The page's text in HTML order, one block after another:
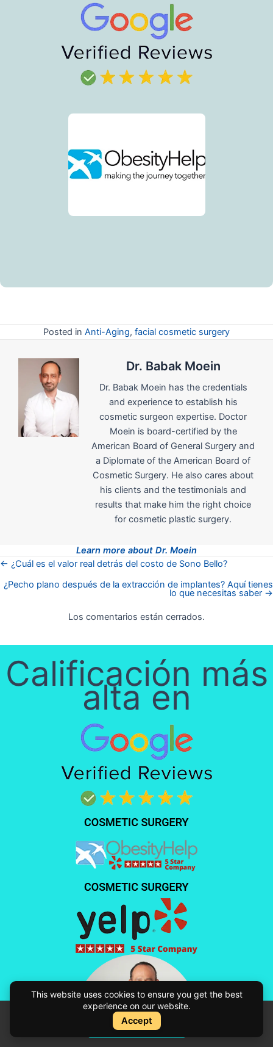
Posted in Anti-Aging, facial cosmetic surgery
Dr. Babak Moein
Dr. Babak Moein has the credentials
and experience to establish his
cosmetic surgeon expertise. Doctor
Moein is board-certified by the
American Board of General Surgery and
a Diplomate of the American Board of
Cosmetic Surgery. He also cares about
his clients and the testimonials and
results that make him the right choice
for cosmetic plastic surgery.
Learn more about Dr. Moein
Posts
← ¿Cuál es el valor real detrás del costo de Sono Bello?
¿Pecho plano después de la extracción de implantes? Aquí tienes
lo que necesitas saber →
Los comentarios están cerrados.
Calificación más
alta en
Cotización Instantánea
Instant Quote
This website uses cookies to ensure you get the best
experience on our website.
Accept